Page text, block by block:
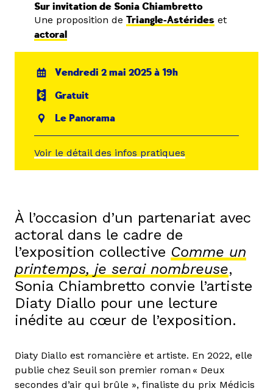
Sur invitation de Sonia Chiambretto
Une proposition de Triangle-Astérides et
actoral
Vendredi 2 mai 2025 à 19h
Gratuit
Le Panorama
Voir le détail des infos pratiques
À l’occasion d’un partenariat avec
actoral dans le cadre de
l’exposition collective Comme un
printemps, je serai nombreuse,
Sonia Chiambretto convie l’artiste
Diaty Diallo pour une lecture
inédite au cœur de l’exposition.
Diaty Diallo est romancière et artiste. En 2022, elle
publie chez Seuil son premier roman « Deux
secondes d’air qui brûle », finaliste du prix Médicis